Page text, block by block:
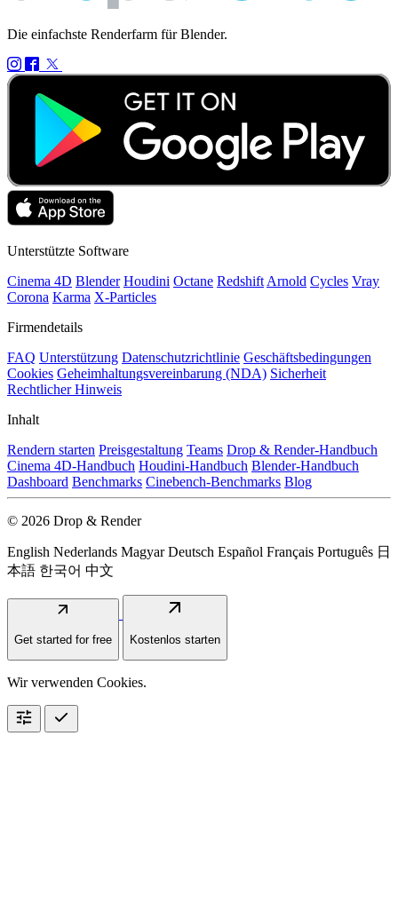
Die einfachste Renderfarm für Blender.
Unterstützte Software
Cinema 4D Blender Houdini Octane Redshift Arnold Cycles Vray
Corona Karma X-Particles
Firmendetails
FAQ Unterstützung Datenschutzrichtlinie Geschäftsbedingungen
Cookies Geheimhaltungsvereinbarung (NDA) Sicherheit
Rechtlicher Hinweis
Inhalt
Rendern starten Preisgestaltung Teams Drop & Render-Handbuch
Cinema 4D-Handbuch Houdini-Handbuch Blender-Handbuch
Dashboard Benchmarks Cinebench-Benchmarks Blog
© 2026 Drop & Render
English Nederlands MagyarDeutsch Español Français Português 日
本語 한국어 中文
arrow_outward
Get started for free
arrow_outward
Kostenlos starten
Wir verwenden Cookies.
tune check